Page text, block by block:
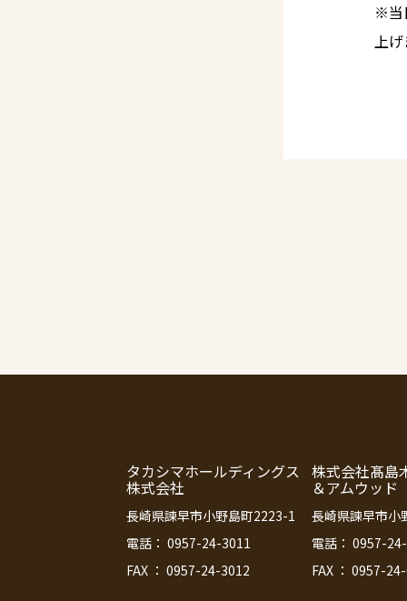
※当
上げ
タカシマホールディングス
株式会社
長崎県諫早市小野島町2223-1
電話： 0957-24-3011
FAX ： 0957-24-3012
株式会社髙島
＆アムウッド
長崎県諫早市小
電話： 0957-
FAX ： 0957-